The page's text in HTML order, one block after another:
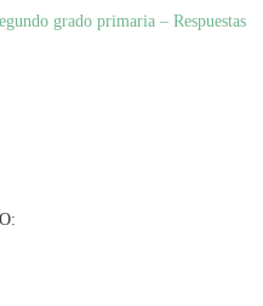
grado primaria – Respuestas